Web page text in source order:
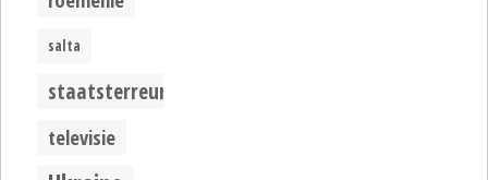
salta
staatsterreur
televisie